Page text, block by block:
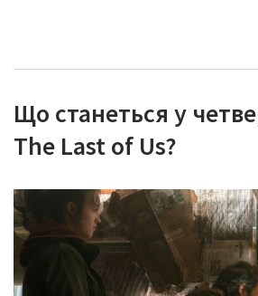
Що станеться у
The Last of Us?